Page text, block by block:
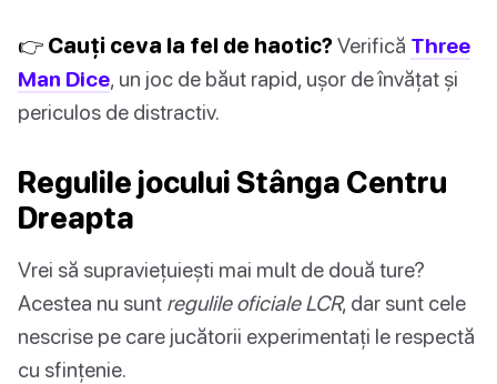
👉 Cauți ceva la fel de haotic?Verifică Three
Man Dice, un joc de băut rapid, ușor de învățat și
periculos de distractiv.
Regulile jocului Stânga Centru
Dreapta
Vrei să supraviețuiești mai mult de două ture?
Acestea nu sunt regulile oficiale LCR, dar sunt cele
nescrise pe care jucătorii experimentați le respectă
cu sfințenie.